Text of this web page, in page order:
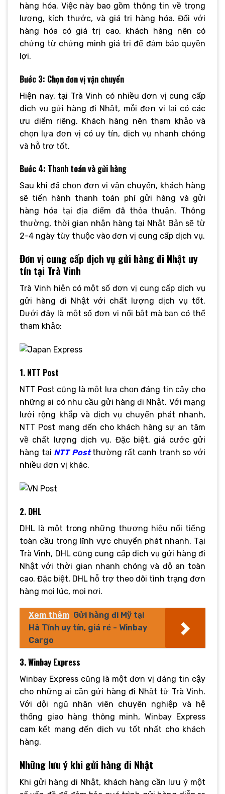
hàng hóa. Việc này bao gồm thông tin về trọng
lượng, kích thước, và giá trị hàng hóa. Đối với
hàng hóa có giá trị cao, khách hàng nên có
chứng từ chứng minh giá trị để đảm bảo quyền
lợi.
Bước 3: Chọn đơn vị vận chuyển
Hiện nay, tại Trà Vinh có nhiều đơn vị cung cấp
dịch vụ gửi hàng đi Nhật, mỗi đơn vị lại có các
ưu điểm riêng. Khách hàng nên tham khảo và
chọn lựa đơn vị có uy tín, dịch vụ nhanh chóng
và hỗ trợ tốt.
Bước 4: Thanh toán và gửi hàng
Sau khi đã chọn đơn vị vận chuyển, khách hàng
sẽ tiến hành thanh toán phí gửi hàng và gửi
hàng hóa tại địa điểm đã thỏa thuận. Thông
thường, thời gian nhận hàng tại Nhật Bản sẽ từ
2-4 ngày tùy thuộc vào đơn vị cung cấp dịch vụ.
Đơn vị cung cấp dịch vụ gửi hàng đi Nhật uy
tín tại Trà Vinh
Trà Vinh hiện có một số đơn vị cung cấp dịch vụ
gửi hàng đi Nhật với chất lượng dịch vụ tốt.
Dưới đây là một số đơn vị nổi bật mà bạn có thể
tham khảo:
1. NTT Post
NTT Post cũng là một lựa chọn đáng tin cậy cho
những ai có nhu cầu gửi hàng đi Nhật. Với mạng
lưới rộng khắp và dịch vụ chuyển phát nhanh,
NTT Post mang đến cho khách hàng sự an tâm
về chất lượng dịch vụ. Đặc biệt, giá cước gửi
hàng tại NTT Postthường rất cạnh tranh so với
nhiều đơn vị khác.
2. DHL
DHL là một trong những thương hiệu nổi tiếng
toàn cầu trong lĩnh vực chuyển phát nhanh. Tại
Trà Vinh, DHL cũng cung cấp dịch vụ gửi hàng đi
Nhật với thời gian nhanh chóng và độ an toàn
cao. Đặc biệt, DHL hỗ trợ theo dõi tình trạng đơn
hàng mọi lúc, mọi nơi.
Xem thêm Gửi hàng đi Mỹ tại
Hà Tĩnh uy tín, giá rẻ - Winbay
Cargo
3. Winbay Express
Winbay Express cũng là một đơn vị đáng tin cậy
cho những ai cần gửi hàng đi Nhật từ Trà Vinh.
Với đội ngũ nhân viên chuyên nghiệp và hệ
thống giao hàng thông minh, Winbay Express
cam kết mang đến dịch vụ tốt nhất cho khách
hàng.
Những lưu ý khi gửi hàng đi Nhật
Khi gửi hàng đi Nhật, khách hàng cần lưu ý một